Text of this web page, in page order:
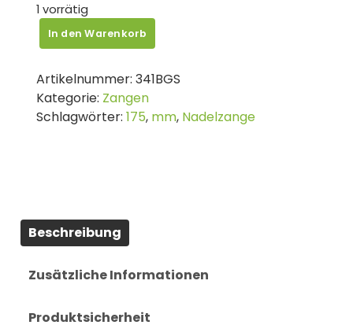
1 vorrätig
BGS
Nadelzange
150
mm
Menge
In den Warenkorb
Artikelnummer: 341BGS
Kategorie: Zangen
Schlagwörter: 175, mm, Nadelzange
Beschreibung
Zusätzliche Informationen
Produktsicherheit